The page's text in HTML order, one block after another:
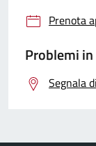
Prenota
Problemi
Segnala